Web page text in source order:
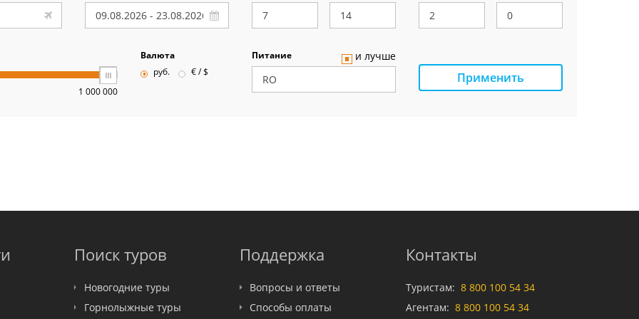
1 000 000
Валюта
руб.
€ / $
Питание и лучше
Применить
Поиск туров
Новогодние туры
Горнолыжные туры
Поддержка
Вопросы и ответы
Способы оплаты
Контакты
Туристам: 8 800 100 54 34
Агентам: 8 800 100 54 34